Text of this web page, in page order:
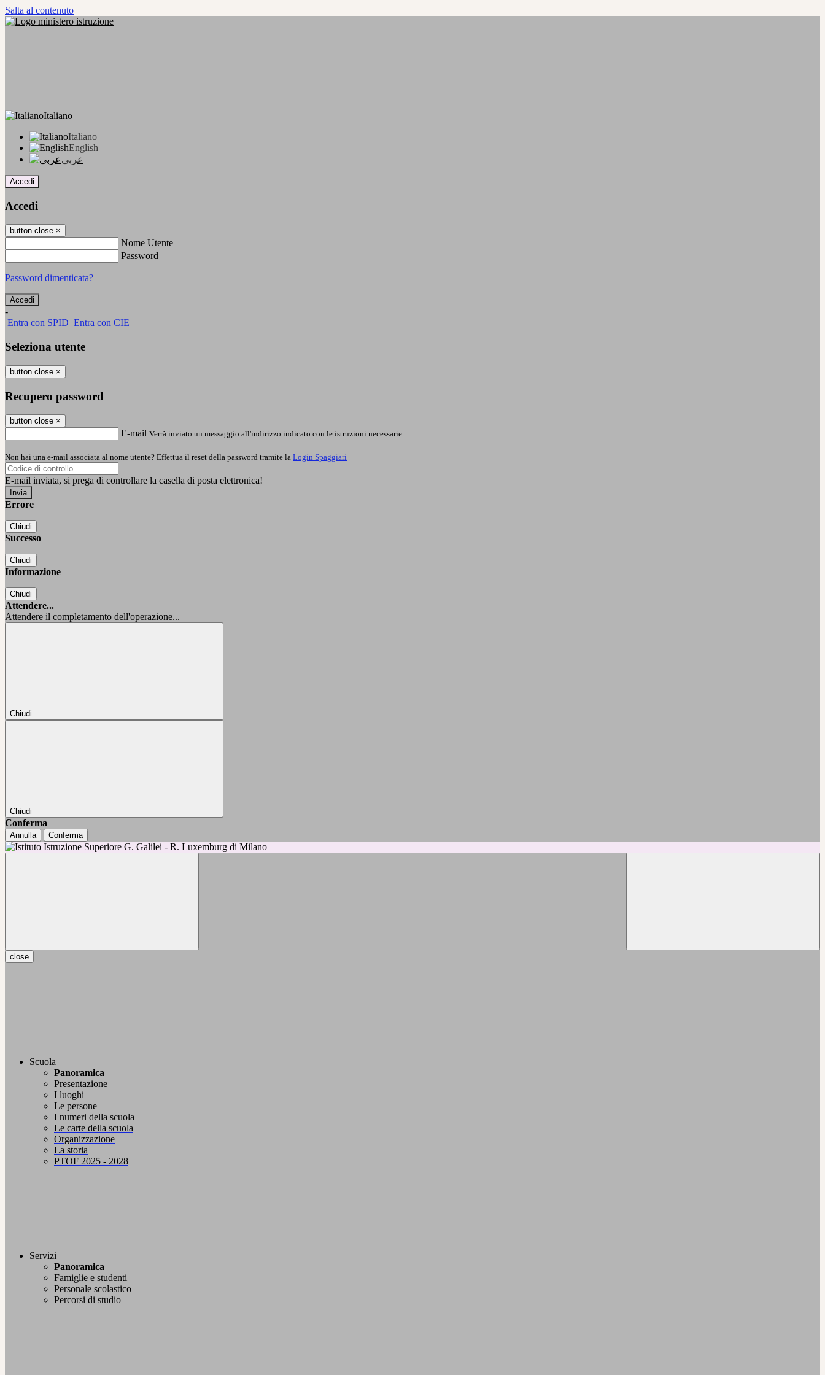
Salta al contenuto
Italiano
Italiano
English
عربى
Accedi
Accedi
button close ×
Nome Utente
Password
Password dimenticata?
-
Entra con SPID Entra con CIE
Seleziona utente
button close ×
Recupero password
button close ×
E-mail Verrà inviato un messaggio all'indirizzo indicato con le istruzioni necessarie.
Non hai una e-mail associata al nome utente? Effettua il reset della password tramite la Login Spaggiari
E-mail inviata, si prega di controllare la casella di posta elettronica!
Errore
Chiudi
Successo
Chiudi
Informazione
Chiudi
Attendere...
Attendere il completamento dell'operazione...
Chiudi
Chiudi
Conferma
Annulla Conferma
close
Scuola
Panoramica
Presentazione
I luoghi
Le persone
I numeri della scuola
Le carte della scuola
Organizzazione
La storia
PTOF 2025 - 2028
Servizi
Panoramica
Famiglie e studenti
Personale scolastico
Percorsi di studio